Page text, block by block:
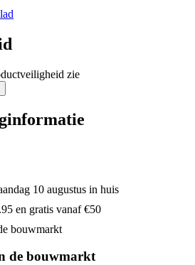
zie
10 augustus in huis
en gratis vanaf €50
bouwmarkt
de bouwmarkt